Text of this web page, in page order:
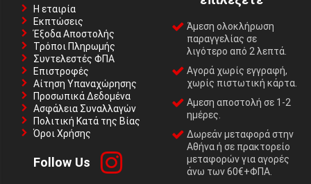
Η εταιρία
Εκπτώσεις
Έξοδα Αποστολής
Τρόποι Πληρωμής
Συντελεστές ΦΠΑ
Επιστροφές
Αίτηση Υπαναχώρησης
Προσωπικά Δεδομένα
Ασφάλεια Συναλλαγών
Πολιτική Κατά της Βίας
Όροι Χρήσης
Follow Us
Άμεση ολοκλήρωση
παραγγελίας σε
λιγότερο από 2 λεπτά.
Αγορά χωρίς εγγραφή,
χωρίς πιστωτική κάρτα.
Αμεση αποστολή σε 1-2
ημέρες.
Δωρεάν μεταφορά στην
Αθήνα ή σε πρακτορείο
μεταφορών για αγορές
άνω των 60€+ΦΠΑ.